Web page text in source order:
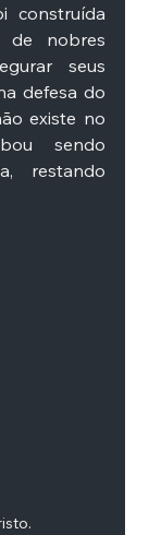
construída
de nobres
seus
defesa do
existe no
sendo
restando